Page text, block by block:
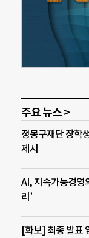
주요 뉴스 >
정몽구재단 장학
제시
AI, 지속가능경영
리’
[화보] 최종 발표